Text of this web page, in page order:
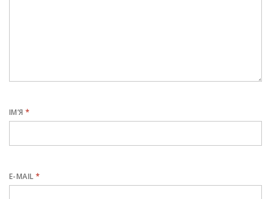
ІМ’Я*
E-MAIL*